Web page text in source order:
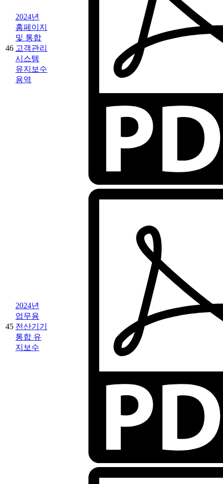
46
2024년
홈페이지
및 통합
고객관리
시스템
유지보수
용역
45
2024년
업무용
전산기기
통합 유
지보수